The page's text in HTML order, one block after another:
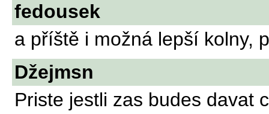
fedousek
a příště i možná lepší kolny,
Džejmsn
Priste jestli zas budes davat